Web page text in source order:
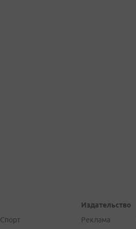
Спорт
Издательство
Реклама